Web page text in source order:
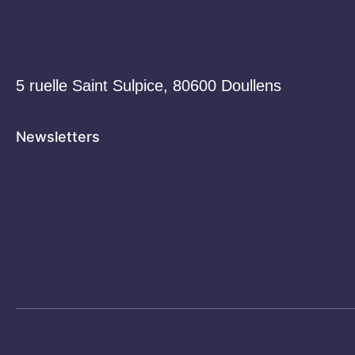
5 ruelle Saint Sulpice, 80600 Doullens
Newsletters